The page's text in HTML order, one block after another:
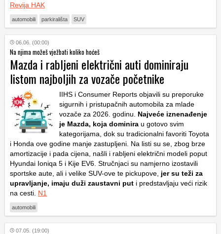
Revija HAK
automobili parkirališta SUV
06.06. (00:00)
Na njima možeš vježbati koliko hoćeš
Mazda i rabljeni električni auti dominiraju
listom najboljih za vozače početnike
IIHS i Consumer Reports objavili su preporuke
sigurnih i pristupačnih automobila za mlade
vozače za 2026. godinu. Najveće iznenađenje
je Mazda, koja dominira u gotovo svim
kategorijama, dok su tradicionalni favoriti Toyota
i Honda ove godine manje zastupljeni. Na listi su se, zbog brze
amortizacije i pada cijena, našli i rabljeni električni modeli poput
Hyundai Ioniqa 5 i Kije EV6. Stručnjaci su namjerno izostavili
sportske aute, ali i velike SUV-ove te pickupove, jer su teži za
upravljanje, imaju duži zaustavni put i predstavljaju veći rizik
na cesti. N1
automobili
07.05. (19:00)